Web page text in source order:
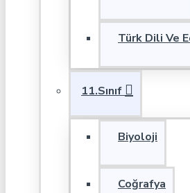
Türk Dili Ve
11.Sınıf
Biyoloji
Coğrafya